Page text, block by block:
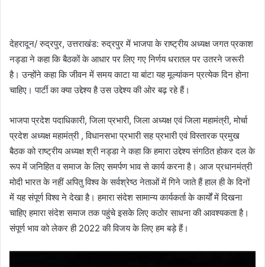
देहरादून/ रुद्रपुर, उत्तराखंड: रुद्रपुर में भाजपा के राष्ट्रीय अध्यक्ष जगत प्रकाश
नड्डा ने कहा कि बैठकों के आधार पर लिए गए निर्णय धरातल पर उतरने जरूरी
है। उन्होंने कहा कि जीवन में समय काटा या बांटा यह मूल्यांकन प्रत्येक दिन होना
चाहिए। पार्टी का क्या उद्देश्य है उस उद्देश्य की ओर बढ़ रहे हैं।
भाजपा प्रदेश पदाधिकारी, जिला प्रभारी, जिला अध्यक्ष एवं जिला महामंत्री, मोर्चा
प्रदेश अध्यक्ष महामंत्री , विधानसभा प्रभारी सह प्रभारी एवं विस्तारक प्रमुख
बैठक को राष्ट्रीय अध्यक्ष श्री नड्डा ने कहा कि हमारा उद्देश्य संगठित होकर दल के
रूप में जनिहित व समाज के लिए समर्पण भाव से कार्य करना है। आज प्रधानमंत्री
मोदी भारत के नहीं अपितु विश्व के सर्वश्रेष्ठ नेताओं में गिने जाते हैं हाल ही के दिनों
में यह संपूर्ण विश्व ने देखा है। हमारा संदेश सामान्य कार्यकर्ता के कार्यों में दिखना
चाहिए हमारा संदेश समाज तक पहुंचे इसके लिए कठोर साधना की आवश्यकता है।
संपूर्ण भाव को लेकर ही 2022 की विजय के लिए हम बड़े हैं।